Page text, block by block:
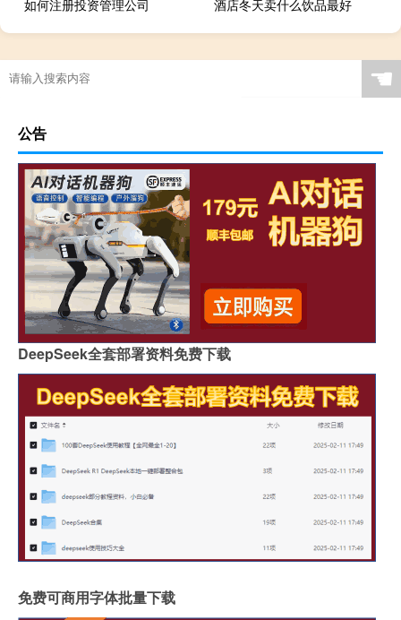
如何注册投资管理公司 酒店冬天卖什么饮品最好
☚
公告
DeepSeek全套部署资料免费下载
免费可商用字体批量下载